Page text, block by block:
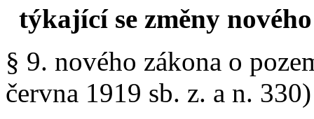
týkající se změny
§ 9. nového zákona o
června 1919 sb. z. a n.